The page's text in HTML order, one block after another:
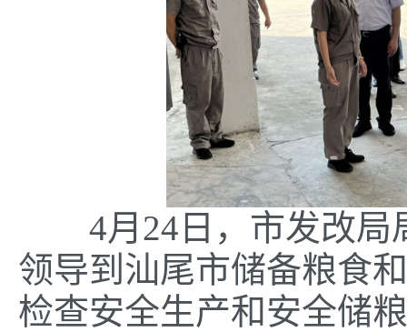
4月24日，市发改局
领导到汕尾市储备粮食
检查安全生产和安全储